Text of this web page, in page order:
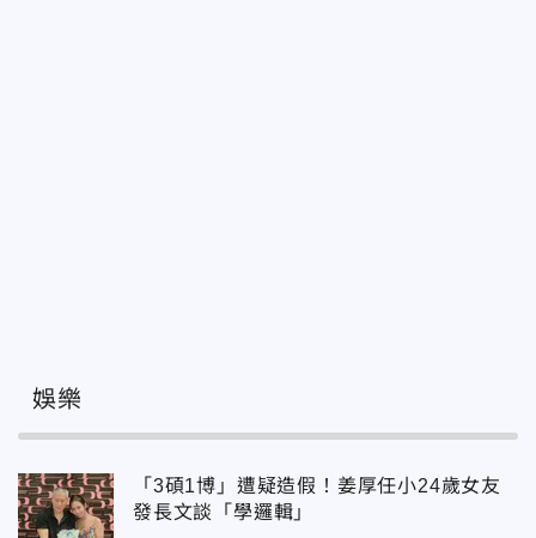
娛樂
「3碩1博」遭疑造假！姜厚任小24歲女友
發長文談「學邏輯」